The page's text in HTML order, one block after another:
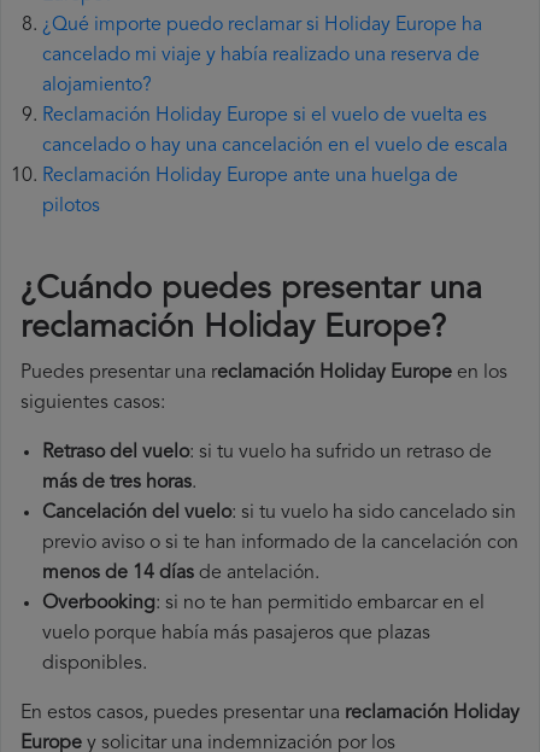
¿Qué importe puedo reclamar si Holiday Europe ha
cancelado mi viaje y había realizado una reserva de
alojamiento?
Reclamación Holiday Europe si el vuelo de vuelta es
cancelado o hay una cancelación en el vuelo de escala
Reclamación Holiday Europe ante una huelga de
pilotos
¿Cuándo puedes presentar una
reclamación Holiday Europe?
Puedes presentar una reclamación Holiday Europe en los
siguientes casos:
Retraso del vuelo: si tu vuelo ha sufrido un retraso de
más de tres horas.
Cancelación del vuelo: si tu vuelo ha sido cancelado sin
previo aviso o si te han informado de la cancelación con
menos de 14 días de antelación.
Overbooking: si no te han permitido embarcar en el
vuelo porque había más pasajeros que plazas
disponibles.
En estos casos, puedes presentar una reclamación Holiday
Europe​ y solicitar una indemnización por los